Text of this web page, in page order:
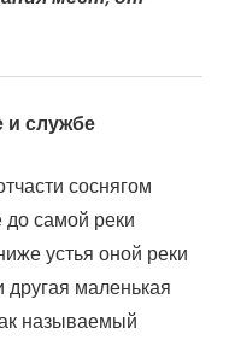
и службе
соснягом
самой реки
устья оной реки
маленькая
называемый